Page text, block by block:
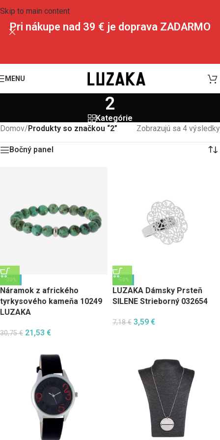
Skip to main content
Pri nákupe nad 39 € je doprava ZADARMO
MENU
2
Kategórie
Domov/Produkty so značkou “2” Zobrazujú sa 4 výsledky
Bočný panel
-30%
Náramok z afrického
tyrkysového kameňa 10249
LUZAKA
30,75€ 21,53 €
-50%
LUZAKA Dámsky Prsteň
SILENE Strieborný 032654
7,18€ 3,59 €